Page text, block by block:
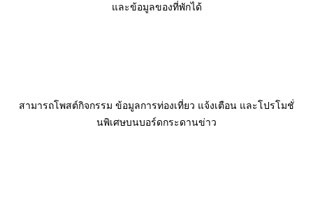
และข้อมูลของที่พักได้
สามารถโพสต์กิจกรรม ข้อมูลการท่องเที่ยว แจ้งเตือน และโปรโมชั่
นพิเศษบนบอร์ดกระดานข่าว